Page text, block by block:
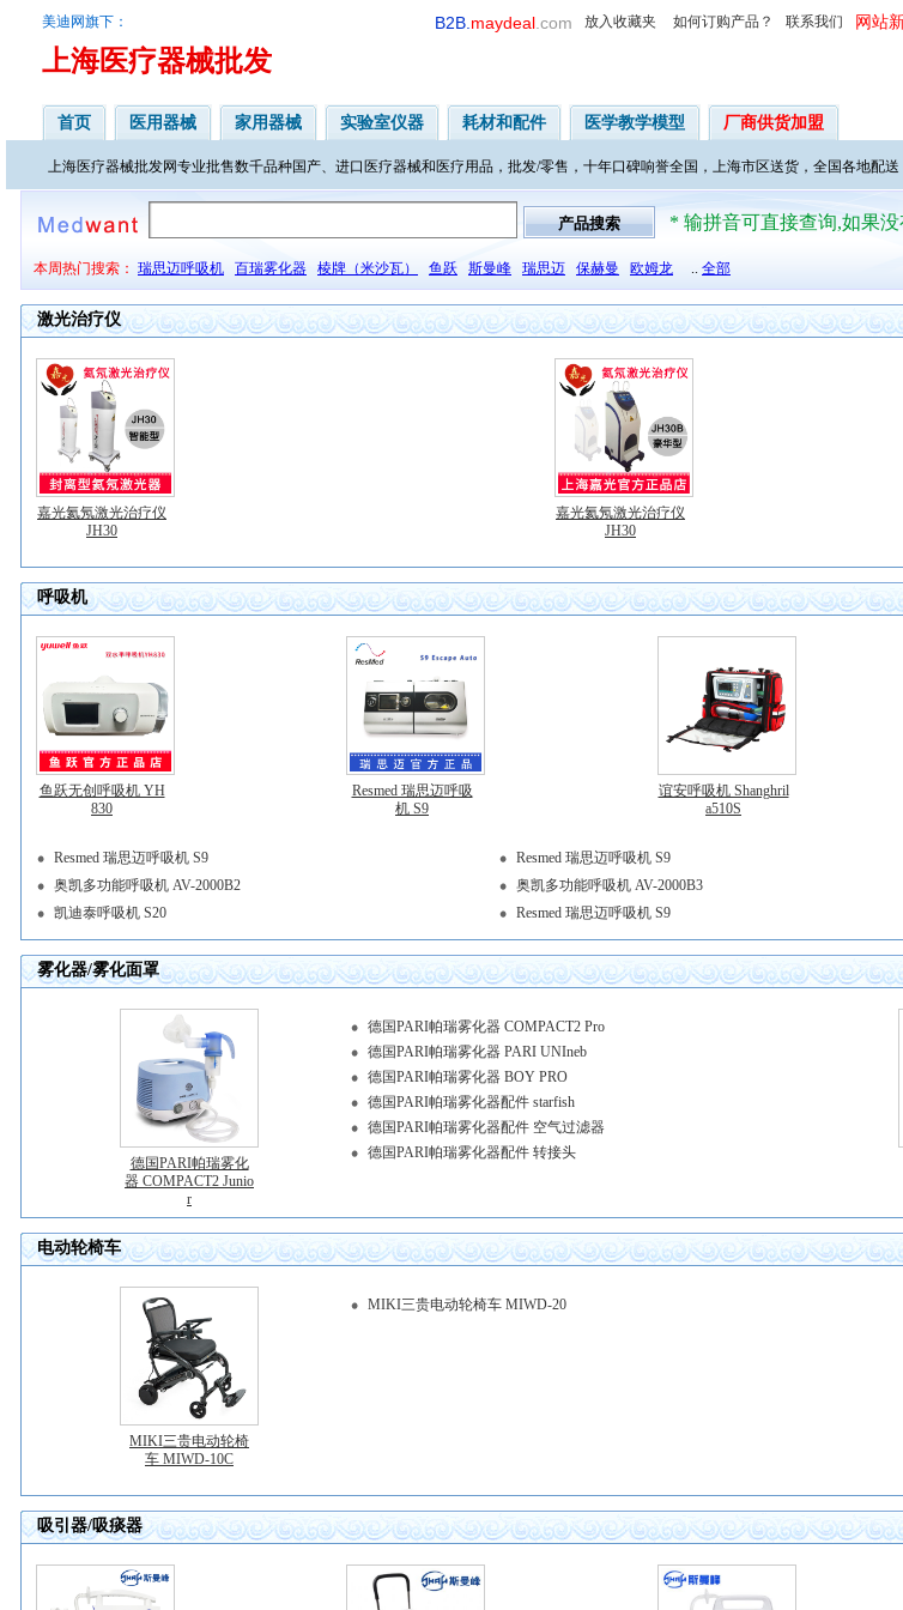
美迪网旗下：
上海医疗器械批发
B2B. maydeal .com 放入收藏夹 如何订购产品？ 联系我们 网站
首页 医用器械 家用器械 实验室仪器 耗材和配件 医学教学模型 厂商供货加盟
上海医疗器械批发网专业批售数千品种国产、进口医疗器械和医疗用品，批发/零售，十年口碑响誉全国，上海市区送货，全国各地配送
* 输拼音可直接查询,如果
本周热门搜索： 瑞思迈呼吸机 百瑞雾化器 棱牌（米沙瓦） 鱼跃 斯曼峰 瑞思迈 保赫曼 欧姆龙 .. 全部
激光治疗仪
嘉光氦氖激光治疗仪
JH30
嘉光氦氖激光治疗仪
JH30
呼吸机
鱼跃无创呼吸机 YH
830
Resmed 瑞思迈呼吸
机 S9
谊安呼吸机 Shanghril
a510S
Resmed 瑞思迈呼吸机 S9 Resmed 瑞思迈呼吸机 S9
奥凯多功能呼吸机 AV-2000B2
奥凯多功能呼吸机 AV-2000B3
凯迪泰呼吸机 S20
Resmed 瑞思迈呼吸机 S9
雾化器/雾化面罩
德国PARI帕瑞雾化
器 COMPACT2 Junio
r
德国PARI帕瑞雾化器 COMPACT2 Pro
德国PARI帕瑞雾化器 PARI UNIneb
德国PARI帕瑞雾化器 BOY PRO
德国PARI帕瑞雾化器配件 starfish
德国PARI帕瑞雾化器配件 空气过滤器
德国PARI帕瑞雾化器配件 转接头
电动轮椅车
MIKI三贵电动轮椅
车 MIWD-10C
MIKI三贵电动轮椅车 MIWD-20
吸引器/吸痰器